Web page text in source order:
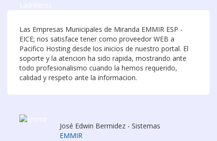
Las Empresas Municipales de Miranda EMMIR ESP -
EICE; nos satisface tener como proveedor WEB a
Pacifico Hosting desde los inicios de nuestro portal. El
soporte y la atencion ha sido rapida, mostrando ante
todo profesionalismo cuando la hemos requerido,
calidad y respeto ante la informacion.
José Edwin Bermidez - Sistemas
EMMIR